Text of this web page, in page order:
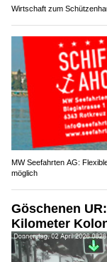
Wirtschaft zum
MW Seefahrten AG:
möglich
Göschenen
Kilometer